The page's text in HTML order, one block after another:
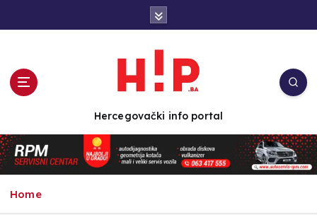
n
t
e
Hercegovački info portal
Home